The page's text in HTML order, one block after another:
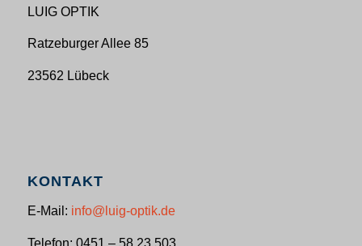
LUIG OPTIK
Ratzeburger Allee 85
23562 Lübeck
KONTAKT
E-Mail: info@luig-optik.de
Telefon: 0451 – 58 23 503